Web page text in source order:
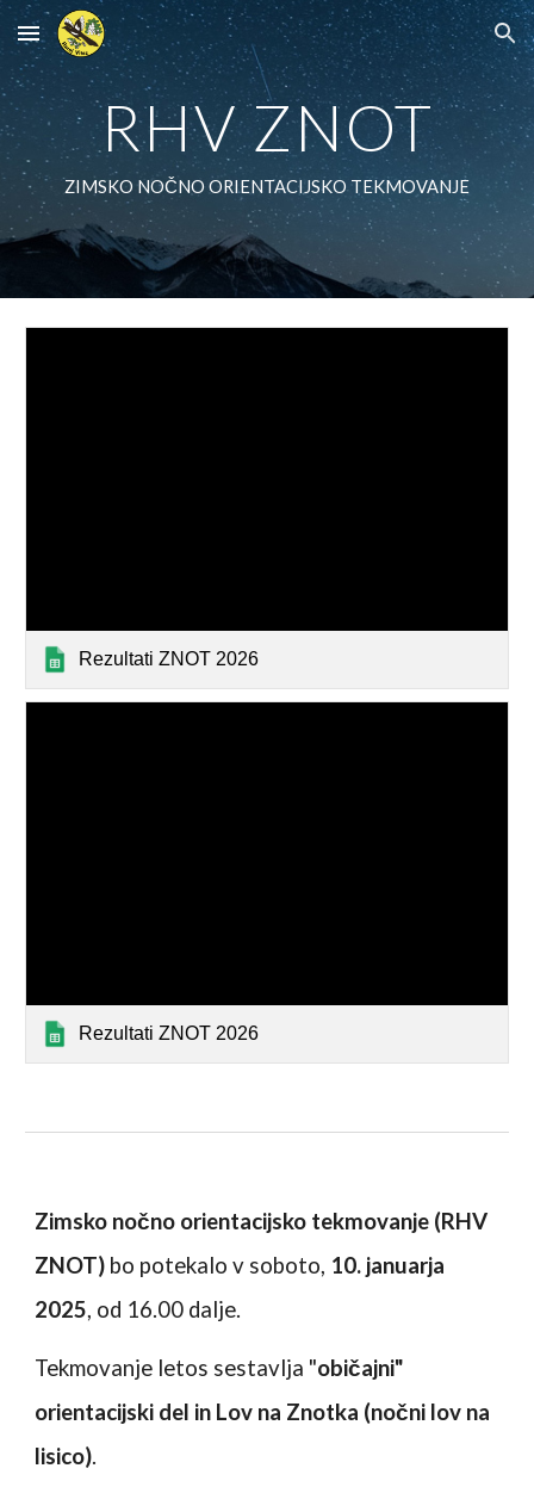
Skip to main content Skip to navigation
RHV ZNOT
ZIMSKO NOČNO ORIENTACIJSKO TEKMOVANJE
Rezultati ZNOT 2026
Rezultati ZNOT 2026
Zimsko nočno orientacijsko tekmovanje (RHV
ZNOT) bo potekalo v soboto, 10. januarja
2025, od 16.00 dalje.
Tekmovanje letos sestavlja "običajni"
orientacijski del in Lov na Znotka (nočni lov na
lisico).